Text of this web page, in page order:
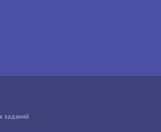
заданий